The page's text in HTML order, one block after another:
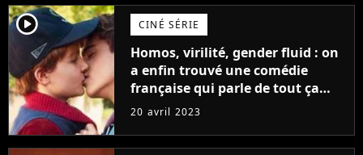
player2 CINÉ SÉRIE
Homos, virilité, gender fluid : on
a enfin trouvé une comédie
française qui parle de tout ça
sans être super ringarde
20 avril 2023